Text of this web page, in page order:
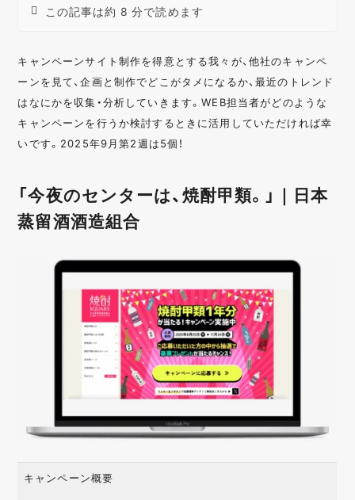
この記事は約 8 分で読めます
キャンペーンサイト制作を得意とする我々が、他社のキャンペ
ーンを見て、企画と制作でどこがタメになるか、最近のトレンド
はなにかを収集・分析していきます。WEB担当者がどのような
キャンペーンを行うか検討するときに活用していただければ幸
いです。2025年9月第2週は5個！
「今夜のセンターは、焼酎甲類。」｜日本
蒸留酒酒造組合
キャンペーン概要